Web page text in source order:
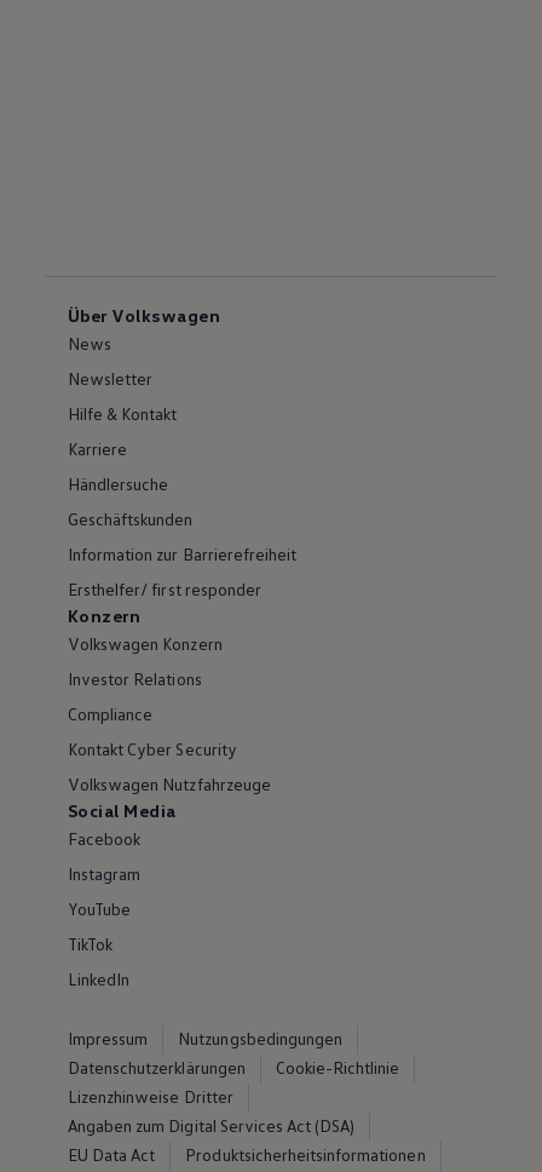
Über Volkswagen
News
Newsletter
Hilfe & Kontakt
Karriere
Händlersuche
Geschäftskunden
Information zur Barrierefreiheit
Ersthelfer/ first responder
Konzern
Volkswagen Konzern
Investor Relations
Compliance
Kontakt Cyber Security
Volkswagen Nutzfahrzeuge
Social Media
Facebook
Instagram
YouTube
TikTok
LinkedIn
Impressum
Nutzungsbedingungen
Datenschutzerklärungen
Cookie-Richtlinie
Lizenzhinweise Dritter
Angaben zum Digital Services Act (DSA)
EU Data Act
Produktsicherheitsinformationen